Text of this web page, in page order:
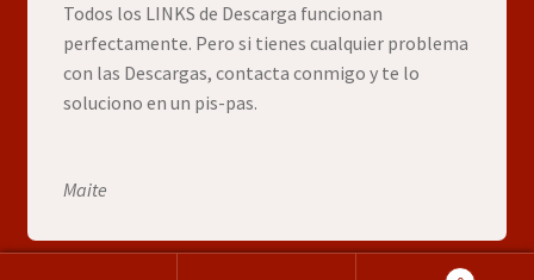
Todos los LINKS de Descarga funcionan
perfectamente. Pero si tienes cualquier problema
con las Descargas, contacta conmigo y te lo
soluciono en un pis-pas.
Maite